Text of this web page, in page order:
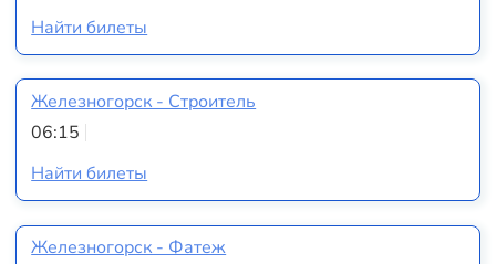
Найти билеты
Железногорск - Строитель
06:15
Найти билеты
Железногорск - Фатеж